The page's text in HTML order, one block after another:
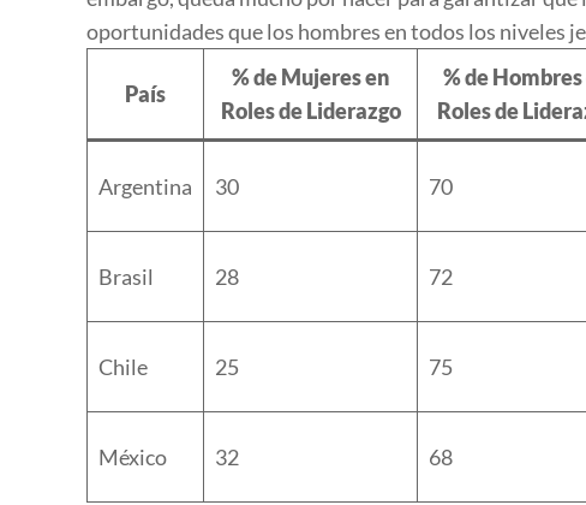
oportunidades que los hombres en todos los niveles
País
% de Mujeres en
Roles de Liderazgo
% de Hombres
Roles de
Argentina 30 70
Brasil 28 72
Chile 25 75
México 32 68